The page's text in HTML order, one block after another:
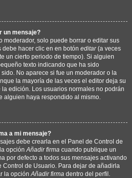
un mensaje?
moderador, solo puede borrar o editar sus
hacer clic en en botón editar(a veces
un cierto periodo de tiempo). Si alguien
texto indicando que ha sido
No aparece si fue un moderador o la
la mayoría de las veces el editor deja su
edición. Los usuarios normales no podrán
alguien haya respondido al mismo.
a mi mensaje?
debe crearla en el Panel de Control de
opción Añadir firma cuando publique un
por defecto a todos sus mensajes activando
de Usuario. Para dejar de añadirla
la opción Añadir firma dentro del perfil.